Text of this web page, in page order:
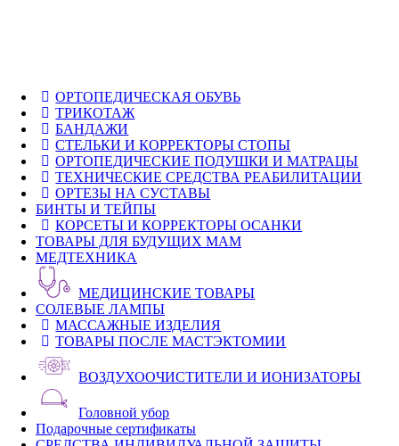
ОРТОПЕДИЧЕСКАЯ ОБУВЬ
ТРИКОТАЖ
БАНДАЖИ
СТЕЛЬКИ И КОРРЕКТОРЫ СТОПЫ
ОРТОПЕДИЧЕСКИЕ ПОДУШКИ И МАТРАЦЫ
ТЕХНИЧЕСКИЕ СРЕДСТВА РЕАБИЛИТАЦИИ
ОРТЕЗЫ НА СУСТАВЫ
БИНТЫ И ТЕЙПЫ
КОРСЕТЫ И КОРРЕКТОРЫ ОСАНКИ
ТОВАРЫ ДЛЯ БУДУЩИХ МАМ
МЕДТЕХНИКА
МЕДИЦИНСКИЕ ТОВАРЫ
СОЛЕВЫЕ ЛАМПЫ
МАССАЖНЫЕ ИЗДЕЛИЯ
ТОВАРЫ ПОСЛЕ МАСТЭКТОМИИ
ВОЗДУХООЧИСТИТЕЛИ И ИОНИЗАТОРЫ
Головной убор
Подарочные сертификаты